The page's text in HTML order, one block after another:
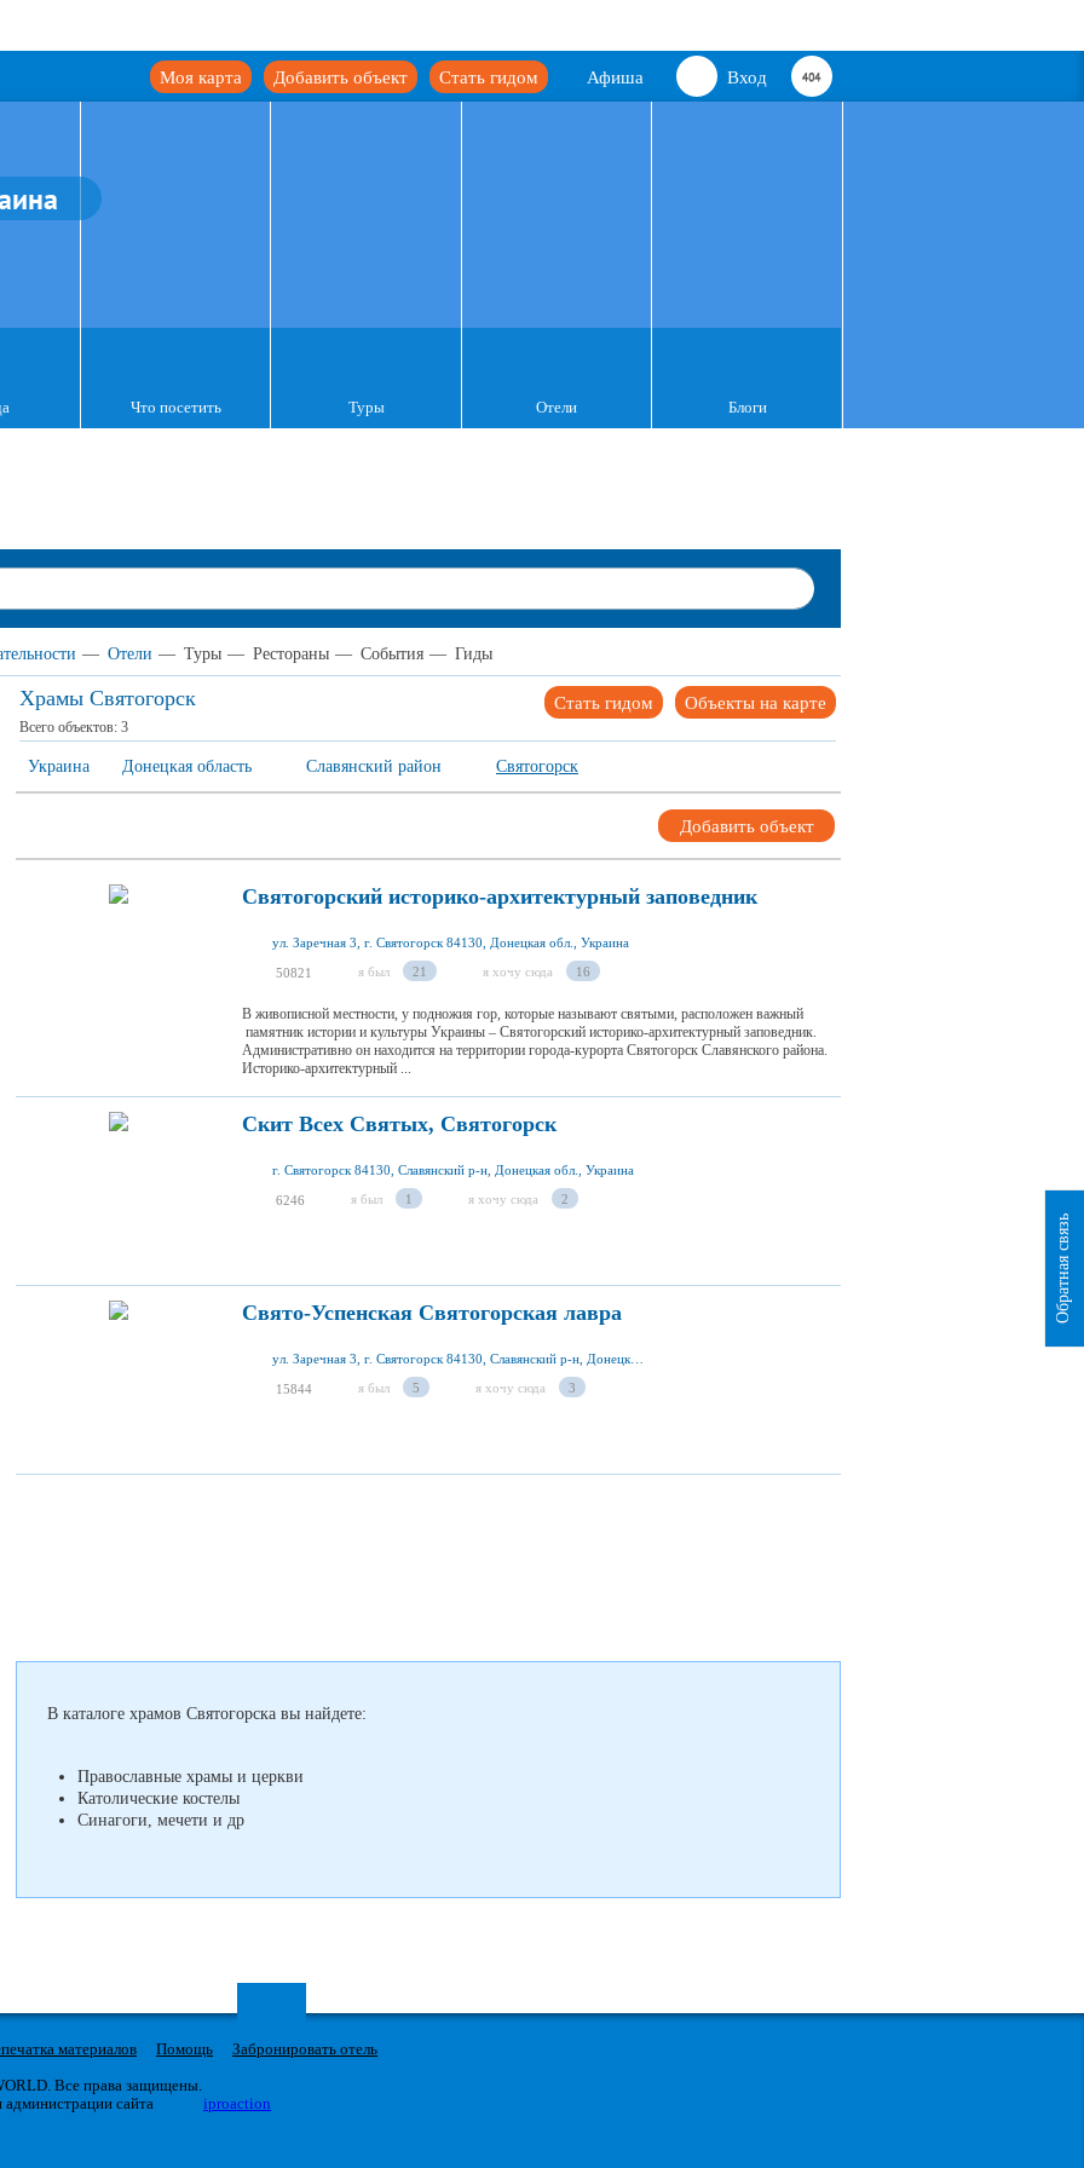
Вход
Афиша
Стать гидом
Добавить объект
Моя карта
Что посетить Туры Отели Блоги
— Отели — Туры — Рестораны — События — Гиды
Храмы Святогорск Объекты на карте
Стать гидом
Всего объектов: 3
Украина Донецкая область Славянский район Святогорск
Добавить объект
Святогорский историко-архитектурный заповедник
ул. Заречная 3, г. Святогорск 84130, Донецкая обл., Украина
50821 я был 21 я хочу сюда 16
В живописной местности, у подножия гор, которые называют святыми, расположен важный
памятник истории и культуры Украины – Святогорский историко-архитектурный заповедник.
Административно он находится на территории города-курорта Святогорск Славянского района.
Историко-архитектурный ...
Скит Всех Святых, Святогорск
г. Святогорск 84130, Славянский р-н, Донецкая обл., Украина
6246 я был 1 я хочу сюда 2
Свято-Успенская Святогорская лавра
15844 я был 5 я хочу сюда 3
В каталоге храмов Святогорска вы найдете:
Православные храмы и церкви
Католические костелы
Синагоги, мечети и др
материалов Помощь
Забронировать отель
Все права защищены.
администрации сайта
iproaction
Обратная связь